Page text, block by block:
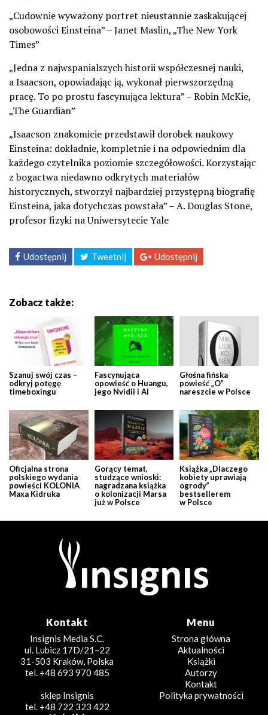
„Cudownie wyważony portret nieustannie zaskakującej
osobowości Einsteina” – Janet Maslin, „The New York
Times”
„Jedna z najwspanialszych historii współczesnej nauki,
a Isaacson, opowiadając ją, wykonał pierwszorzędną
pracę. To po prostu fascynująca lektura” – Robin McKie,
„The Guardian”
„Isaacson znakomicie przedstawił dorobek naukowy
Einsteina: dokładnie, kompletnie i na odpowiednim dla
każdego czytelnika poziomie szczegółowości. Korzystając
z bogactwa niedawno odkrytych materiałów
historycznych, stworzył najbardziej przystępną biografię
Einsteina, jaka dotychczas powstała” – A. Douglas Stone,
profesor fizyki na Uniwersytecie Yale
Udostępnij Tweetnij Udostępnij
Zobacz także:
Szanuj swój czas –
odkryj potęgę
timeboxingu
Fascynująca
opowieść o Huangu,
jego Nvidii i AI
Głośna fińska
powieść „O”
nareszcie w Polsce
Oficjalna strona
polskiego wydania
powieści KOLONIA
Maxa Kidruka
Gorący temat,
studzące wnioski:
nagradzana książka
o kolonizacji Marsa
już w Polsce
Książka „Dlaczego
kobiety uprawiają
ogrody”
bestsellerem
w Polsce
Kontakt
Insignis Media S.C.
ul. Lubicz 17D/21–22
31-503 Kraków, Polska
tel. +48 693 970 485
sklep Insignis
tel. +48 722 323 422
Menu
Strona główna
Aktualności
Książki
Autorzy
Kontakt
Polityka prywatności